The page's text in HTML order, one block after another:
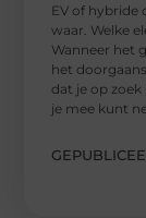
EV of hybride
waar. Welke
Wanneer het
het
dat je op
je mee kunt